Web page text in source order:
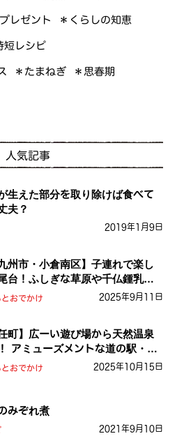
レゼント ＊くらしの知恵
短レシピ
＊たまねぎ ＊思春期
人気記事
生えた部分を取り除けば食べて
夫？
2019年1月9日
州市・小倉南区】子連れで楽し
台！ふしぎな草原や千仏鍾乳洞
しよう！
おでかけ 2025年9月11日
町】広ーい遊び場から天然温泉
アミューズメントな道の駅・お
桜街道
おでかけ 2025年10月15日
みぞれ煮
2021年9月10日